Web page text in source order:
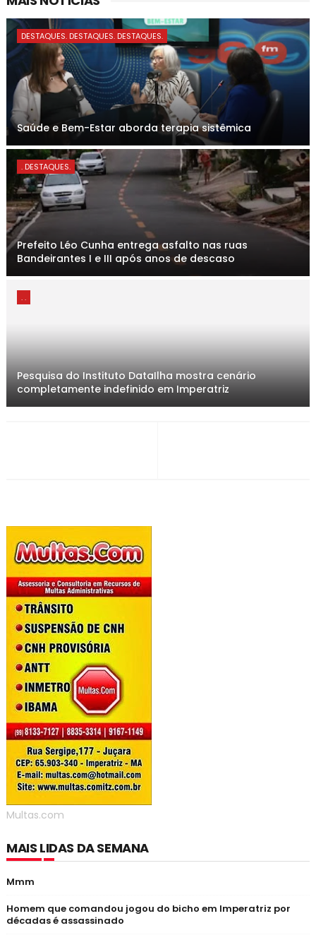
DESTAQUES. DESTAQUES. DESTAQUES.
Saúde e Bem-Estar aborda terapia sistêmica
. DESTAQUES.
Prefeito Léo Cunha entrega asfalto nas ruas
Bandeirantes I e III após anos de descaso
. .
Pesquisa do Instituto DataIlha mostra cenário
completamente indefinido em Imperatriz
Multas.com
MAIS LIDAS DA SEMANA
Mmm
Homem que comandou jogou do bicho em Imperatriz por
décadas é assassinado